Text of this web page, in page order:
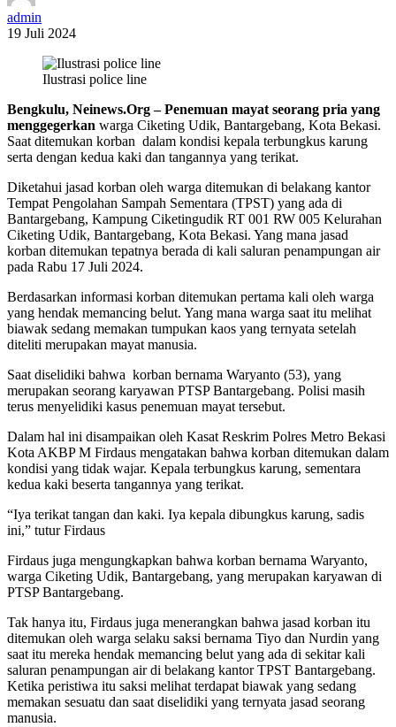
admin
19 Juli 2024
Ilustrasi police line
Bengkulu, Neinews.Org –Penemuan mayat seorang pria yang
menggegerkan warga Ciketing Udik, Bantargebang, Kota Bekasi.
Saat ditemukan korban dalam kondisi kepala terbungkus karung
serta dengan kedua kaki dan tangannya yang terikat.
Diketahui jasad korban oleh warga ditemukan di belakang kantor
Tempat Pengolahan Sampah Sementara (TPST) yang ada di
Bantargebang, Kampung Ciketingudik RT 001 RW 005 Kelurahan
Ciketing Udik, Bantargebang, Kota Bekasi. Yang mana jasad
korban ditemukan tepatnya berada di kali saluran penampungan air
pada Rabu 17 Juli 2024.
Berdasarkan informasi korban ditemukan pertama kali oleh warga
yang hendak memancing belut. Yang mana warga saat itu melihat
biawak sedang memakan tumpukan kaos yang ternyata setelah
diteliti merupakan mayat manusia.
Saat diselidiki bahwa korban bernama Waryanto (53), yang
merupakan seorang karyawan PTSP Bantargebang. Polisi masih
terus menyelidiki kasus penemuan mayat tersebut.
Dalam hal ini disampaikan oleh Kasat Reskrim Polres Metro Bekasi
Kota AKBP M Firdaus mengatakan bahwa korban ditemukan dalam
kondisi yang tidak wajar. Kepala terbungkus karung, sementara
kedua kaki beserta tangannya yang terikat.
“Iya terikat tangan dan kaki. Iya kepala dibungkus karung, sadis
ini,” tutur Firdaus
Firdaus juga mengungkapkan bahwa korban bernama Waryanto,
warga Ciketing Udik, Bantargebang, yang merupakan karyawan di
PTSP Bantargebang.
Tak hanya itu, Firdaus juga menerangkan bahwa jasad korban itu
ditemukan oleh warga selaku saksi bernama Tiyo dan Nurdin yang
saat itu mereka hendak memancing belut yang ada di sekitar kali
saluran penampungan air di belakang kantor TPST Bantargebang.
Ketika peristiwa itu saksi melihat terdapat biawak yang sedang
memakan sesuatu dan saat diselidiki yang ternyata jasad seorang
manusia.